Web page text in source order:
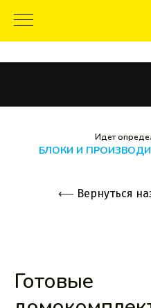
Идет
БЛОКИ И
⟵ Вернуться
Готовые